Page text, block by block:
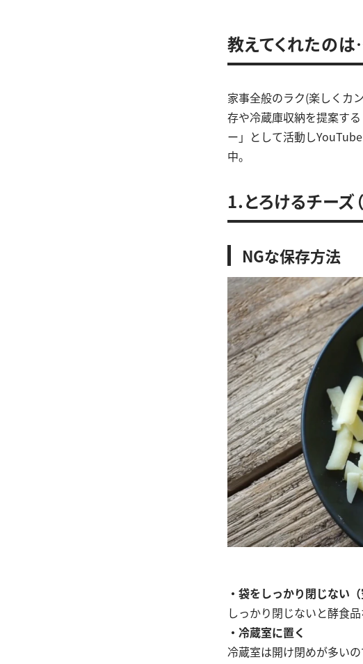
教えてくれたの
家事全般のラク(楽しくカ
存や冷蔵庫収納を提案す
ー」として活動し
中。
1.とろけるチーズ
NGな保存方法
・袋をしっかり閉じない
しっかり閉じないと酵食
・冷蔵室に置く
冷蔵室は開け閉めが多い